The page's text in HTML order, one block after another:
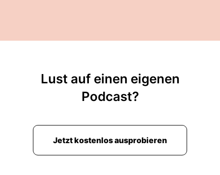
Lust auf einen eigenen
Podcast?
Jetzt kostenlos ausprobieren